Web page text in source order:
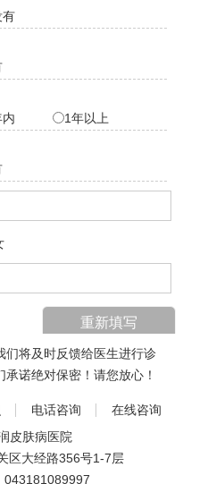
有
1年以上
们将及时反馈给医生进行诊
诺绝对保密！请您放心！
电话咨询
在线咨询
皮肤病医院
区大经路356号1-7层
043181089997